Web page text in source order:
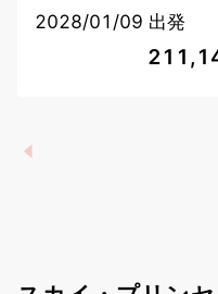
2028/01/09 出発